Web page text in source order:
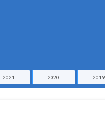
2021 2020 2019